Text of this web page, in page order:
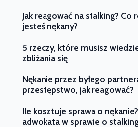
Jak reagować na stalking? Co
jesteś nękany?
5 rzeczy, które musisz
zbliżania się
Nękanie przez byłego
przestępstwo, jak reagować?
Ile kosztuje sprawa o
adwokata w sprawie o stalking